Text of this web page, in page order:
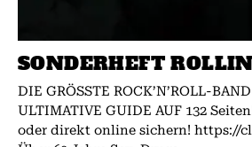
SONDERHEFT
DIE GRÖSSTE ROCK’N’ROLL-
ULTIMATIVE GUIDE AUF 132
oder direkt online sichern! https://